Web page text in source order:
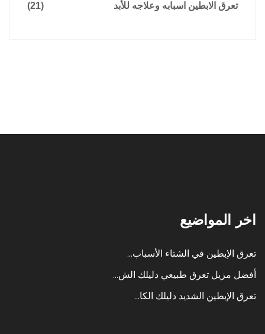
تعرق الابطين اسبابه وعلاجه للأبد (21)
اخر المواضيع
تعرق الإبطين في الشتاء الأسباب...
أفضل مزيل تعرق طبيعي دليلك الش...
تعرق الإبطين الشديد دليلك الكا...